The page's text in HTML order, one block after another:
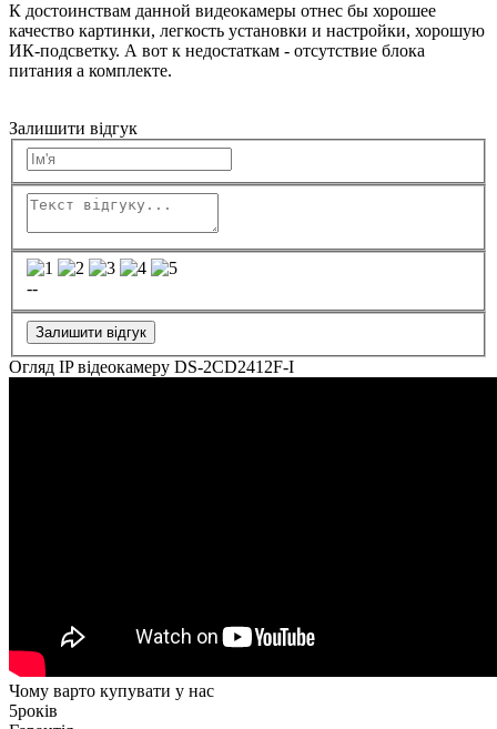
К достоинствам данной видеокамеры отнес бы хорошее
качество картинки, легкость установки и настройки, хорошую
ИК-подсветку. А вот к недостаткам - отсутствие блока
питания а комплекте.
Залишити відгук
--
Залишити відгук
Огляд IP відеокамеру DS-2CD2412F-I
Чому варто купувати у нас
5років